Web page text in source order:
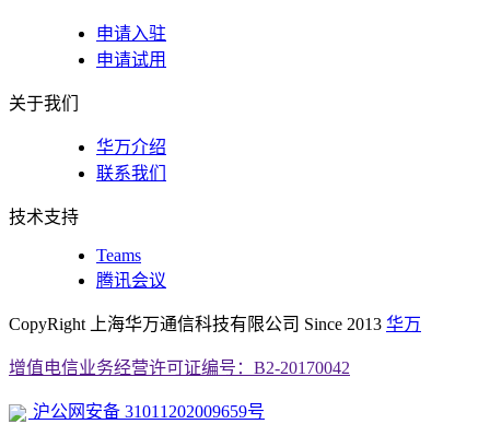
申请入驻
申请试用
关于我们
华万介绍
联系我们
技术支持
Teams
腾讯会议
CopyRight 上海华万通信科技有限公司 Since 2013 华万
增值电信业务经营许可证编号：B2-20170042
沪公网安备 31011202009659号